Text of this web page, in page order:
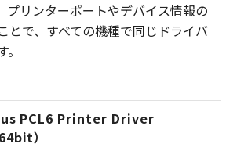
プリンターポートやデバイス情報の
とで、すべての機種で同じドライバ
PCL6 Printer Driver
）